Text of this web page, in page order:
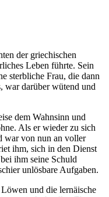
der griechischen
Leben führte. Sein
sterbliche Frau, die dann
war darüber wütend und
dem Wahnsinn und
Als er wieder zu sich
war von nun an voller
ihm, sich in den Dienst
ihm seine Schuld
unlösbare Aufgaben.
und die lernäische